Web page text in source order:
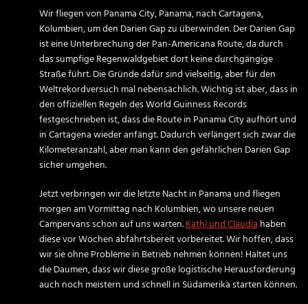
Wir fliegen von Panama City, Panama, nach Cartagena,
Kolumbien, um den Darien Gap zu überwinden. Der Darien Gap
ist eine Unterbrechung der Pan-Americana Route, da durch
das sumpfige Regenwaldgebiet dort keine durchgängige
Straße führt. Die Gründe dafür sind vielseitig, aber für den
Weltrekordversuch mal nebensächlich. Wichtig ist aber, dass in
den offiziellen Regeln des World Guinness Records
festgeschrieben ist, dass die Route in Panama City aufhört und
in Cartagena wieder anfängt. Dadurch verlängert sich zwar die
Kilometeranzahl, aber man kann den gefährlichen Darien Gap
sicher umgehen.
Jetzt verbringen wir die letzte Nacht in Panama und fliegen
morgen am Vormittag nach Kolumbien, wo unsere neuen
Campervans schon auf uns warten.Kathi und Claudiahaben
diese vor Wochen abfahrtsbereit vorbereitet. Wir hoffen, dass
wir sie ohne Probleme in Betrieb nehmen können! Haltet uns
die Daumen, dass wir diese große logistische Herausforderung
auch noch meistern und schnell in Südamerika starten können.